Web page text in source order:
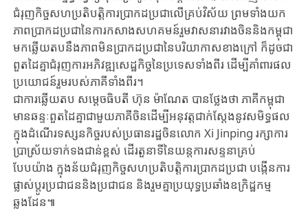
ជំរុញកិច្ចសហប្រតិបត្តិការ​ប្រាកដប្រជាលើគ្រប់វិស័យ ​ព្រមទាំងយក
ភាពប្រាកដ​ប្រជានៃការកសាងសហគមន៍រួមវាសនា​រវាងចិននិងកម្ពុជា​
មកឆ្លើយតបនឹង​ភាពមិន​ប្រាកដប្រជានៃបរិយាកាសខាងក្រៅ ​ក៏ដូច​ជា​​
ពួតដៃគ្នា​ជំរុញការអភិវឌ្ឍសេដ្ឋកិច្ច​នៃប្រទេស​ទាំងពីរ​ ​ដើម្បីគាំពារ​ផល
ប្រយោជន៍រួមរបស់ភាគីទាំងពីរ។
ជាការឆ្លើយតប ​សម្តេចធិបតី ហ៊ុន ម៉ាណែត បានថ្លែងថា ​ភាគីកម្ពុជា​
មានឆន្ទៈពួតដៃគ្នាជាមួយ​ភាគីចិនដើម្បី​អនុវត្ត​ជាក់ស្តែងនូវ​សមិទ្ធផល​
ក្នុងដំណើរ​ទស្សនកិច្ច​របស់​​ប្រធានរដ្ឋចិន​លោក​​ Xi Jinping រក្សា​ការ
ប្រាស្រ័យទាក់ទង​ជាន់ខ្ពស់​ ដើរតួនាទីនៃយន្តការ​សន្ទនា​គ្រប់
បែបយ៉ាង​ ​ក្នុងន័យជំរុញកិច្ចសហប្រតិបត្តិការ​ប្រាកដប្រជា ​បង្កើនការ
ផ្លាស់ប្តូរ​ប្រជាជននិងប្រជាជន​ ​​និងរួមគ្នា​ប្រយុទ្ធប្រឆាំងឧក្រិដ្ឋកម្ម
ឆ្លងដែន៕